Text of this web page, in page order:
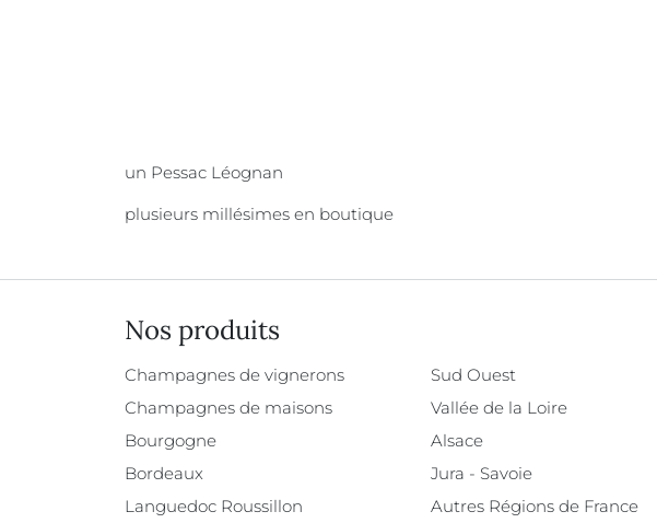
un Pessac Léognan
plusieurs millésimes en boutique
Nos produits
Champagnes de vignerons
Champagnes de maisons
Bourgogne
Bordeaux
Languedoc Roussillon
Sud Ouest
Vallée de la Loire
Alsace
Jura - Savoie
Autres Régions de France